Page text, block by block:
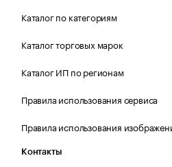
Каталог по категориям
Каталог торговых марок
Каталог ИП по регионам
Правила использования сервиса
Правила использования
Контакты